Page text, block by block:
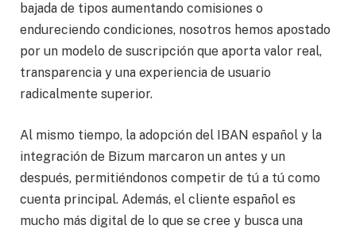
bajada de tipos aumentando comisiones o
endureciendo condiciones, nosotros hemos apostado
por un modelo de suscripción que aporta valor real,
transparencia y una experiencia de usuario
radicalmente superior.
Al mismo tiempo, la adopción del IBAN español y la
integración de Bizum marcaron un antes y un
después, permitiéndonos competir de tú a tú como
cuenta principal. Además, el cliente español es
mucho más digital de lo que se cree y busca una